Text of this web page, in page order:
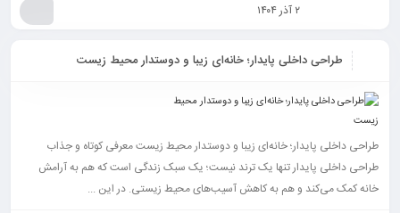
۲ آذر ۱۴۰۴
طراحی داخلی پایدار؛ خانه‌ای زیبا و دوستدار محیط‌ زیست
طراحی داخلی پایدار؛ خانه‌ای زیبا و دوستدار محیط‌ زیست معرفی کوتاه و جذاب
طراحی داخلی پایدار تنها یک ترند نیست؛ یک سبک زندگی است که هم به آرامش
خانه کمک می‌کند و هم به کاهش آسیب‌های محیط‌ زیستی. در این ...